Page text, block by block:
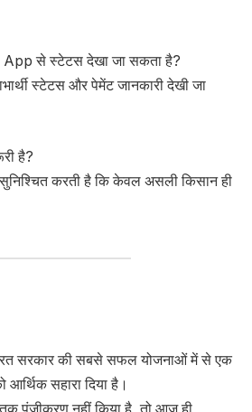
App से स्टेटस देखा जा सकता है?
स्टेटस और पेमेंट जानकारी देखी जा
है?
करती है कि केवल असली किसान ही
सरकार की सबसे सफल योजनाओं में से एक
सहारा दिया है।